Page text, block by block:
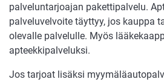
palveluntarjoajan pakettipalvelu.
palveluvelvoite täyttyy, jos kauppa
olevalle palvelulle. Myös
apteekkipalveluksi.
Jos tarjoat lisäksi